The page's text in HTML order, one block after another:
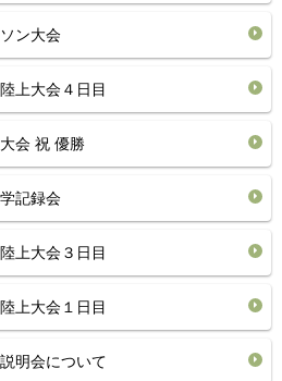
ン大会
上大会４日目
会 祝 優勝
記録会
上大会３日目
上大会１日目
明会について